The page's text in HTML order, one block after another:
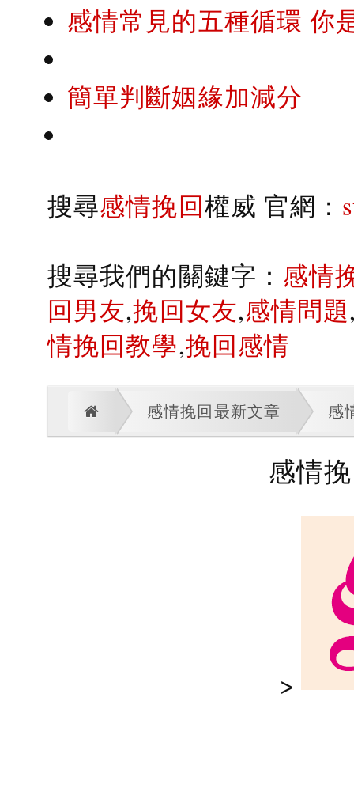
感情常見的五種循環 你
簡單判斷姻緣加減分
搜尋感情挽回權威 官網：
搜尋我們的關鍵字： 感情
回男友,挽回女友,感情問題
情挽回教學,挽回感情
感情挽回最新文章 感
感情
>